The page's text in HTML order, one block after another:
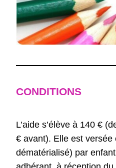
CONDITIONS
L’aide s’élève à 140 €
€ avant). Elle est versée
dématérialisé) par